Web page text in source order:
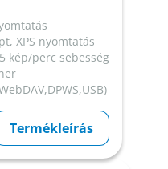
XPS nyomtatás
kép/perc sebesség
Termékleírás